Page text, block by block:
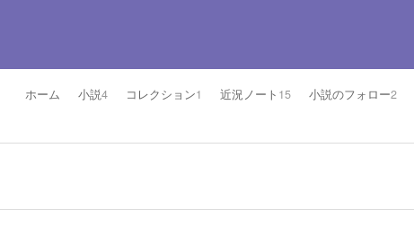
ホーム 小説4 コレクション1 近況ノート 15 小説のフォロー2